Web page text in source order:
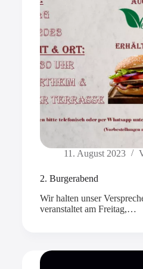
11. August 2023
2. Burgerabend
Wir halten unser
veranstaltet am Freitag,…